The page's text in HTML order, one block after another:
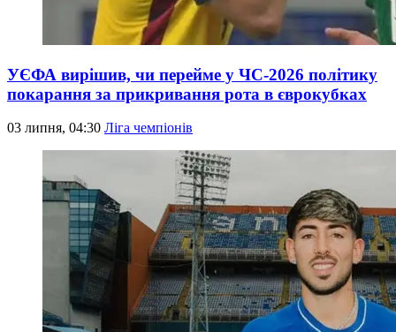
УЄФА вирішив, чи перейме у ЧС-2026 політику
покарання за прикривання рота в єврокубках
03 липня, 04:30 Ліга чемпіонів